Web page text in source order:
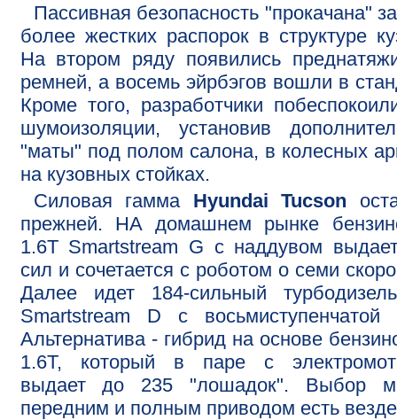
Пассивная безопасность "прокачана"
более жестких распорок в структуре
На втором ряду появились
ремней, а восемь эйрбэгов вошли в
Кроме того, разработчики
шумоизоляции, установив
"маты" под полом салона, в колесных
на кузовных стойках.
Силовая гамма Hyundai Tucson
прежней. НА домашнем рынке
1.6T Smartstream G с наддувом
сил и сочетается с роботом о семи
Далее идет 184-сильный
Smartstream D с
Альтернатива - гибрид на основе
1.6T, который в паре с
выдает до 235 "лошадок". Выбор
передним и полным приводом есть